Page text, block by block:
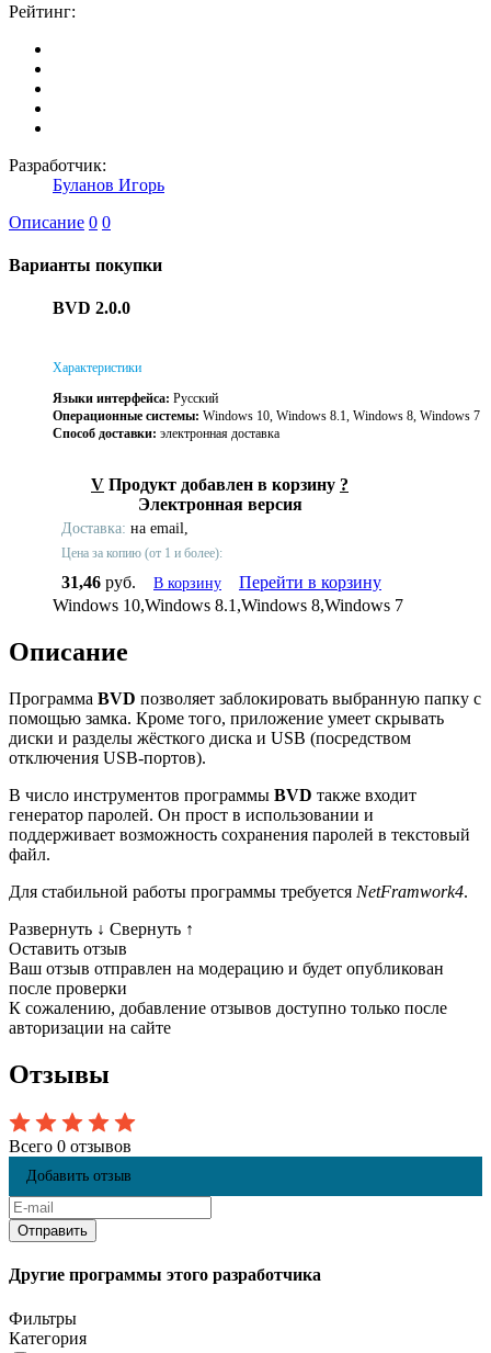
Рейтинг:
Разработчик:
Буланов Игорь
Описание 0 0
Варианты покупки
BVD 2.0.0
Характеристики
Языки интерфейса: Русский
Операционные системы: Windows 10, Windows 8.1, Windows 8, Windows 7
Способ доставки: электронная доставка
V Продукт добавлен в корзину ?
Электронная версия
Доставка: на email,
Цена за копию (от 1 и более):
31,46 руб. В корзину
Перейти в корзину
Windows 10,Windows 8.1,Windows 8,Windows 7
Описание
Программа BVD позволяет заблокировать выбранную папку с
помощью замка. Кроме того, приложение умеет скрывать
диски и разделы жёсткого диска и USB (посредством
отключения USB-портов).
В число инструментов программы BVD также входит
генератор паролей. Он прост в использовании и
поддерживает возможность сохранения паролей в текстовый
файл.
Для стабильной работы программы требуется NetFramwork4.
Развернуть ↓ Свернуть ↑
Оставить отзыв
Ваш отзыв отправлен на модерацию и будет опубликован
после проверки
К сожалению, добавление отзывов доступно только после
авторизации на сайте
Отзывы
Всего 0 отзывов
Добавить отзыв
Другие программы этого разработчика
Фильтры
Категория